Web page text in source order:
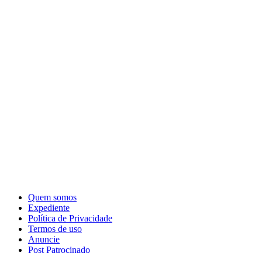
Quem somos
Expediente
Política de Privacidade
Termos de uso
Anuncie
Post Patrocinado